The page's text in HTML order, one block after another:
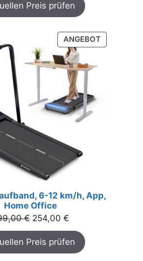
Preis prüfen
ANGEBOTPRODUKT
IM
6-12 km/h, App,
Home Office
€ Ursprünglicher
Preis
war:
299,00 €
254,00 €Aktueller
Preis
ist:
254,00 €.
Preis prüfen